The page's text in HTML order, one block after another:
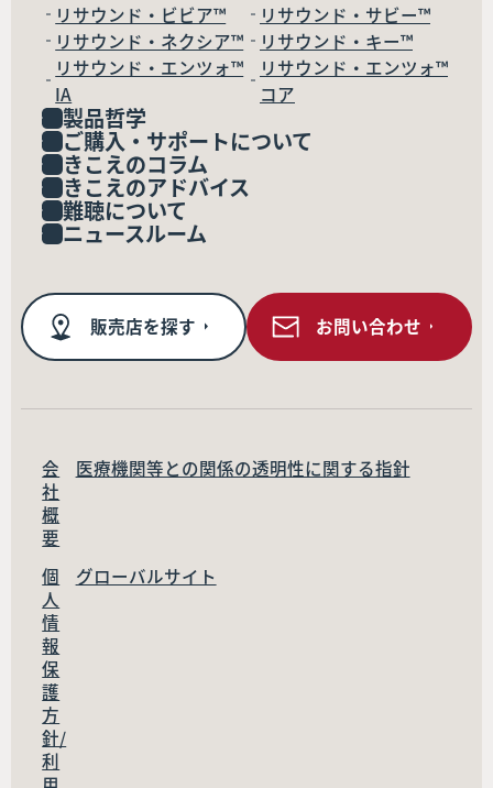
リサウンド・ビビア™
リサウンド・サビー™
リサウンド・ネクシア™
リサウンド・キー™
リサウンド・エンツォ™
IA
リサウンド・エンツォ™
コア
製品哲学
ご購入・サポートについて
きこえのコラム
きこえのアドバイス
難聴について
ニュースルーム
販売店を探す お問い合わせ
会
社
概
要
医療機関等との関係の透明性に関する指針
個
人
情
報
保
護
方
針/
利
グローバルサイト